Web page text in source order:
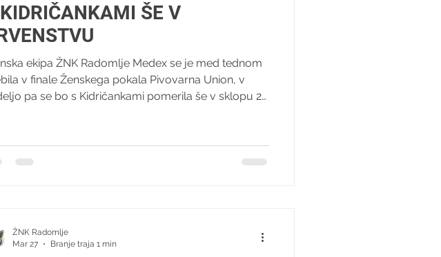
ŠE V
ekipa ŽNK Radomlje Medex se je med tednom
v finale Ženskega pokala Pivovarna Union, v
pa se bo s Kidričankami pomerila še v sklopu 21.
jasen – osvojiti tri točke. Verjamemo v svojo igro,
moramo disciplinirane, odigrati svojo igro in
ŽNK Radomlje
Mar 27
Branje traja 1 min